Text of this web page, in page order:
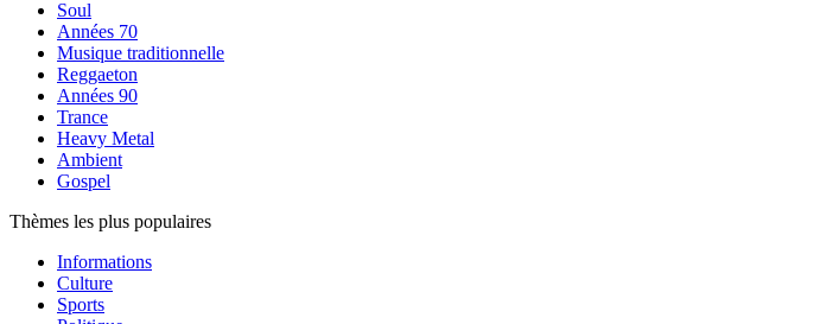
Soul
Années 70
Musique traditionnelle
Reggaeton
Années 90
Trance
Heavy Metal
Ambient
Gospel
Thèmes les plus populaires
Informations
Culture
Sports